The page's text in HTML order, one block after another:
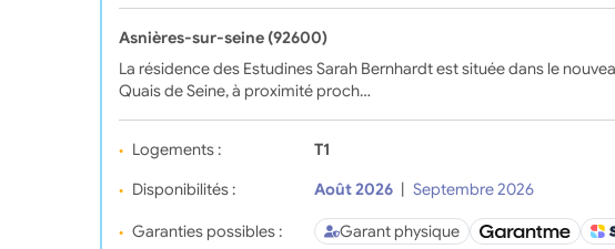
Asnières-sur-seine (92600)
La résidence des Estudines Sarah Bernhardt est située dans le
Quais de Seine, à proximité proch…
Logements :
T1
Disponibilités :
Août 2026 | Septembre 2026
Garanties possibles : Garant physique